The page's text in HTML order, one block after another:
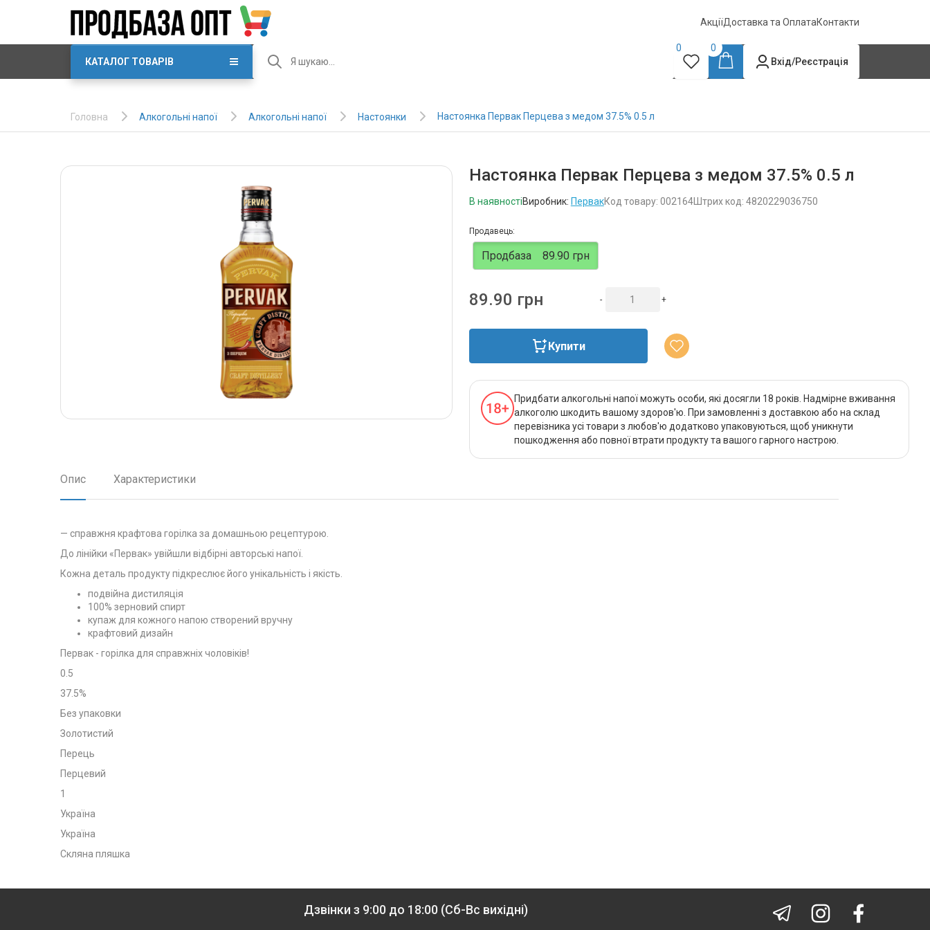
АкціїДоставка та ОплатаКонтакти
КАТАЛОГ ТОВАРІВ
0
0
Вхід/Реєстрація
Головна Алкогольні напої Алкогольні напої Настоянки Настоянка Первак Перцева з медом 37.5% 0.5 л
Настоянка Первак Перцева з медом 37.5% 0.5 л
В наявностіВиробник: ПервакКод товару: 002164Штрих код: 4820229036750
Продавець:
Продбаза 89.90 грн
89.90 грн - +
Купити
Придбати алкогольні напої можуть особи, які досягли 18 років. Надмірне вживання
алкоголю шкодить вашому здоров'ю. При замовленні з доставкою або на склад
перевізника усі товари з любов'ю додатково упаковуються, щоб уникнути
пошкодження або повної втрати продукту та вашого гарного настрою.
Опис Характеристики
— справжня крафтова горілка за домашньою рецептурою.
До лінійки «Первак» увійшли відбірні авторські напої.
Кожна деталь продукту підкреслює його унікальність і якість.
подвійна дистиляція
100% зерновий спирт
купаж для кожного напою створений вручну
крафтовий дизайн
Первак - горілка для справжніх чоловіків!
0.5
37.5%
Без упаковки
Золотистий
Перець
Перцевий
1
Україна
Україна
Скляна пляшка
Дзвінки з 9:00 до 18:00 (Сб-Вс вихідні)